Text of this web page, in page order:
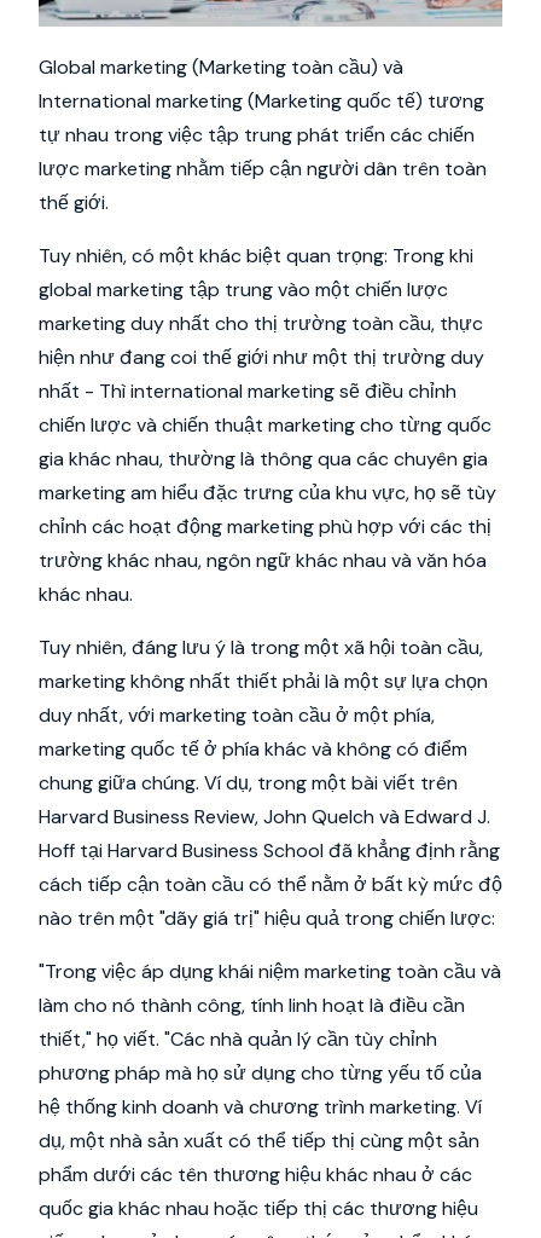
Global marketing (Marketing toàn cầu) và
International marketing (Marketing quốc tế) tương
tự nhau trong việc tập trung phát triển các chiến
lược marketing nhằm tiếp cận người dân trên toàn
thế giới.
Tuy nhiên, có một khác biệt quan trọng: Trong khi
global marketing tập trung vào một chiến lược
marketing duy nhất cho thị trường toàn cầu, thực
hiện như đang coi thế giới như một thị trường duy
nhất - Thì international marketing sẽ điều chỉnh
chiến lược và chiến thuật marketing cho từng quốc
gia khác nhau, thường là thông qua các chuyên gia
marketing am hiểu đặc trưng của khu vực, họ sẽ tùy
chỉnh các hoạt động marketing phù hợp với các thị
trường khác nhau, ngôn ngữ khác nhau và văn hóa
khác nhau.
Tuy nhiên, đáng lưu ý là trong một xã hội toàn cầu,
marketing không nhất thiết phải là một sự lựa chọn
duy nhất, với marketing toàn cầu ở một phía,
marketing quốc tế ở phía khác và không có điểm
chung giữa chúng. Ví dụ, trong một bài viết trên
Harvard Business Review, John Quelch và Edward J.
Hoff tại Harvard Business School đã khẳng định rằng
cách tiếp cận toàn cầu có thể nằm ở bất kỳ mức độ
nào trên một "dãy giá trị" hiệu quả trong chiến lược:
"Trong việc áp dụng khái niệm marketing toàn cầu và
làm cho nó thành công, tính linh hoạt là điều cần
thiết," họ viết. "Các nhà quản lý cần tùy chỉnh
phương pháp mà họ sử dụng cho từng yếu tố của
hệ thống kinh doanh và chương trình marketing. Ví
dụ, một nhà sản xuất có thể tiếp thị cùng một sản
phẩm dưới các tên thương hiệu khác nhau ở các
quốc gia khác nhau hoặc tiếp thị các thương hiệu